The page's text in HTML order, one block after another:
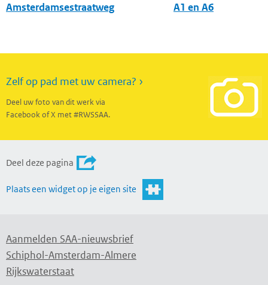
Amsterdamsestraatweg
A1 en A6
Zelf op pad met uw camera? ›
Deel uw foto van dit werk via
Facebook of X met #RWSSAA.
Deel deze pagina
Plaats een widget op je eigen site
Aanmelden SAA-nieuwsbrief
Schiphol-Amsterdam-Almere
Rijkswaterstaat